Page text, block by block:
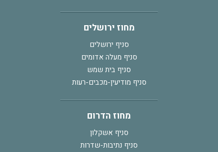
מחוז ירושלים
סניף ירושלים
סניף מעלה אדומים
סניף בית שמש
סניף מודיעין-מכבים-רעות
מחוז הדרום
סניף אשקלון
סניף נתיבות-שדרות